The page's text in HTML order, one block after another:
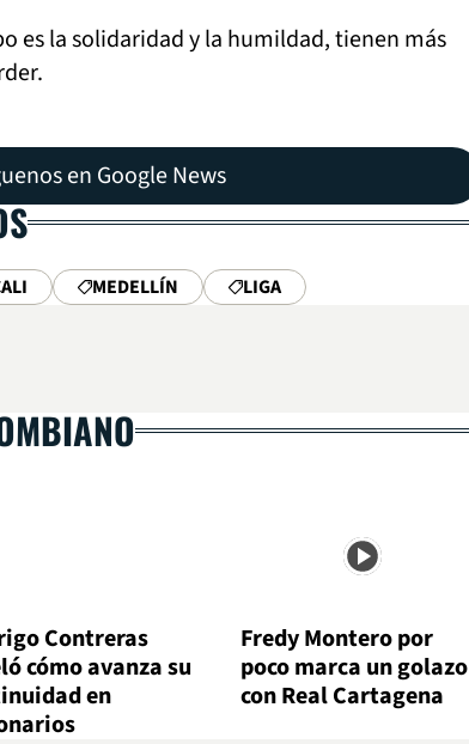
es la solidaridad y la humildad, tienen más
en Google News
MEDELLÍN LIGA
Contreras
cómo avanza su
en
Fredy Montero por
poco marca un golazo
con Real Cartagena